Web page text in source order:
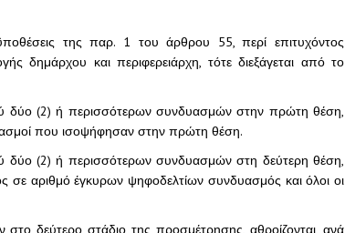
της παρ. 1 του άρθρου 55, περί επιτυχόντος
δημάρχου και περιφερειάρχη, τότε διεξάγεται από το
δύο (2) ή περισσότερων συνδυασμών στην πρώτη θέση,
που ισοψήφησαν στην πρώτη θέση.
δύο (2) ή περισσότερων συνδυασμών στη δεύτερη θέση,
αριθμό έγκυρων ψηφοδελτίων συνδυασμός και όλοι οι
δεύτερο στάδιο της προσμέτρησης, αθροίζονται, ανά